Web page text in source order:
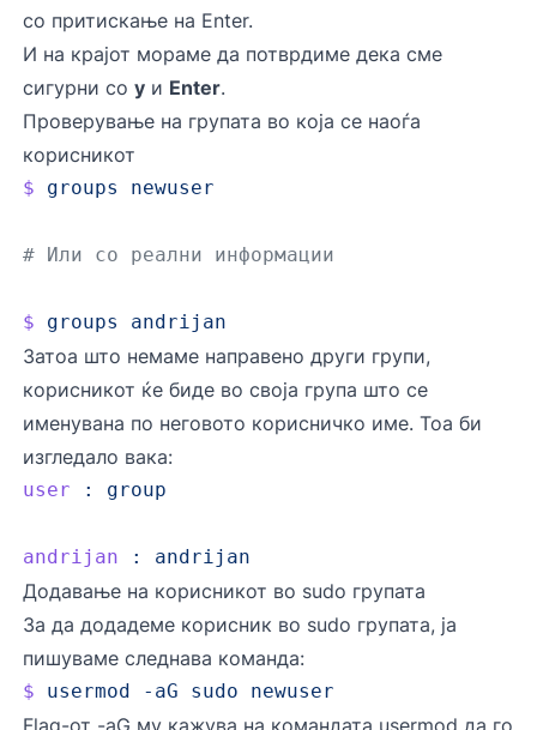
со притискање на Enter.
И на крајот мораме да потврдиме дека сме
сигурни со yи Enter.
Проверување на групата во која се наоѓа
корисникот
$ groups newuser
# Или со реални информации
$ groups andrijan
Затоа што немаме направено други групи,
корисникот ќе биде во своја група што се
именувана по неговото корисничко име. Тоа би
изгледало вака:
user : group
andrijan : andrijan
Додавање на корисникот во sudo групата
За да додадеме корисник во sudo групата, ja
пишуваме следнaвa командa:
$ usermod -aG sudo newuser
Flag-от -aG му кажува на командата usermod да го